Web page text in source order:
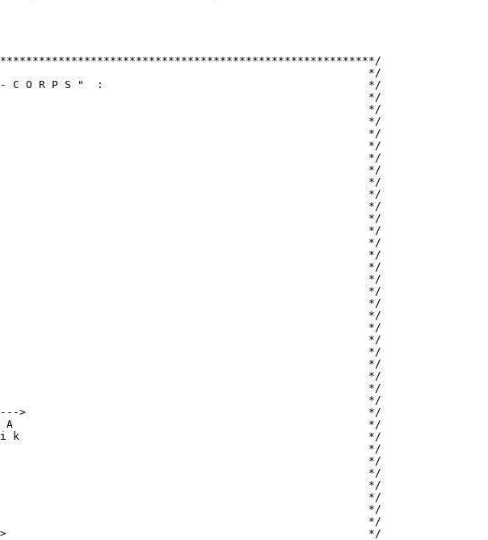
*                                        dt           k#i   | A A  |                                                                */
/*                                                           |  i k |                                                                */
/*                                                                                                                                   */
/*                  On aboutit ainsi a un systeme d'equations                                                                        */
/*                  differentielles non lineaires du second                                                                          */
/*                  ordre utilisant les fonctions suivantes :                                                                        */
/*                                                                                                                                   */
/*                                     F    = 1                                                                                      */
/*                                      3X                                                                                           */
/*                                        i                                                                                          */
/*                                                                                                                                   */
/*                                     F    = 0                                                                                      */
/*                                      2X                                                                                           */
/*                                        i                                                                                          */
/*                                               ______                                                                              */
/*                                               \                         M                       X                                 */
/*                                                \                         k                       k                                */
/*                                     F    = -G  /     -----------------------------------------(---- - 1)                          */
/*                                      1X       /_____  |                                   | 3   X                                 */
/*                                        i        k#i   |                                   |---   i                                */
/*                                                       |         2            2           2| 2                                     */
/*                                                       |(X  - X )  + (Y  - Y )  + (Z  - Z )|                                       */
/*                                                       |  k    i       k    i       k    i |                                       */
/*                                                                                                                                   */
/*                                     F    = 0                                                                                      */
/*                                      0X                                                                                           */
/*                                        i                                                                                          */
/*                                                                                                                                   */
/*                  avec bien entendu des formules equivalentes                                                                      */
/*                  pour les coordonnees 'Y' et 'Z'...                                                                               */
/*                                                                                                                                   */
/*                    Pour integrer ce systeme non lineaire, on